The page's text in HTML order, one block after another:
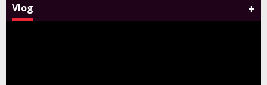
Vlog +